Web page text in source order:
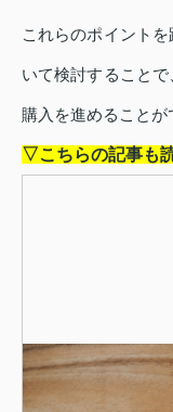
これらのポイント
いて検討すること
購入を進めることが
▽こちらの記事も